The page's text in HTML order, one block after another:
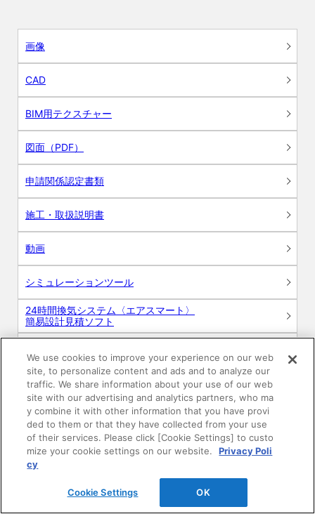
画像
CAD
BIM用テクスチャー
図面（PDF）
申請関係認定書類
施工・取扱説明書
動画
シミュレーションツール
24時間換気システム〈エアスマート〉
簡易設計見積ソフト
商品マスター申し込み
電子公告 このWEBサイトについて
We use cookies to improve your experience on our web
site, to personalize content and ads and to analyze our
traffic. We share information about your use of our web
site with our advertising and analytics partners, who ma
y combine it with other information that you have provi
ded to them or that they have collected from your use
of their services. Please click [Cookie Settings] to custo
mize your cookie settings on our website.
Privacy Poli
cy
Cookie Settings OK